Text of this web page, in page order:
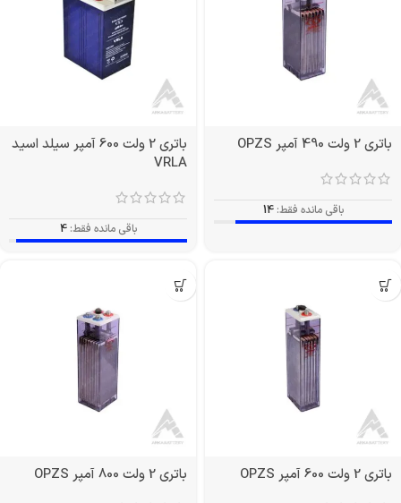
باتری 2 ولت 490 آمپر OPZS
باقی مانده فقط: 14
باتری 2 ولت 600 آمپر سیلد اسید
VRLA
باقی مانده فقط: 4
باتری 2 ولت 600 آمپر OPZS باتری 2 ولت 800 آمپر OPZS